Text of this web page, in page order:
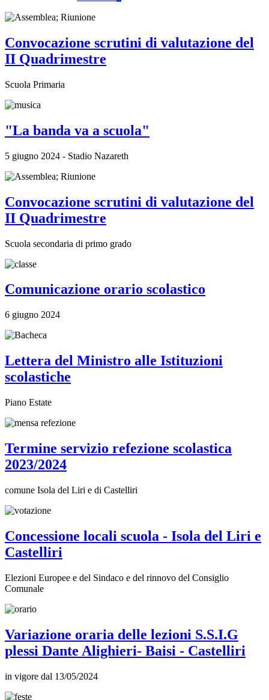
Convocazione scrutini di valutazione del
II Quadrimestre
Scuola Primaria
"La banda va a scuola"
5 giugno 2024 - Stadio Nazareth
Convocazione scrutini di valutazione del
II Quadrimestre
Scuola secondaria di primo grado
Comunicazione orario scolastico
6 giugno 2024
Lettera del Ministro alle Istituzioni
scolastiche
Piano Estate
Termine servizio refezione scolastica
2023/2024
comune Isola del Liri e di Castelliri
Concessione locali scuola - Isola del Liri e
Castelliri
Elezioni Europee e del Sindaco e del rinnovo del Consiglio
Comunale
Variazione oraria delle lezioni S.S.I.G
plessi Dante Alighieri- Baisi - Castelliri
in vigore dal 13/05/2024